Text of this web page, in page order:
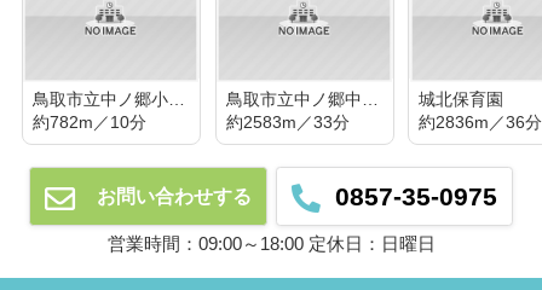
鳥取市立中ノ郷小学校
約782m／10分
鳥取市立中ノ郷中学校
約2583m／33分
城北保育園
約2836m／36分
お問い合わせする 0857-35-0975
営業時間：09:00～18:00 定休日：日曜日